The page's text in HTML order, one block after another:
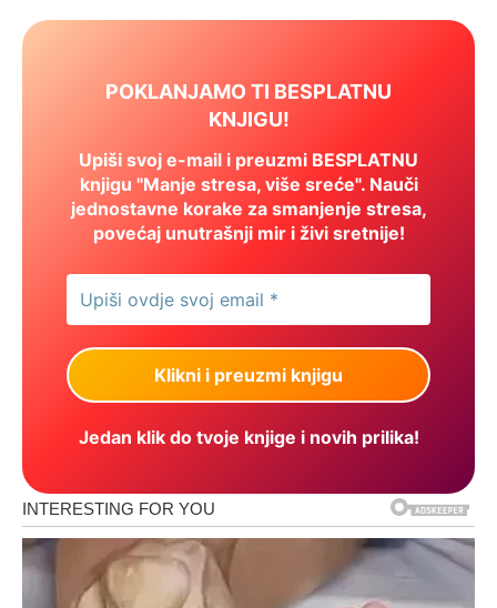
POKLANJAMO TI BESPLATNU
KNJIGU!
Upiši svoj e-mail i preuzmi BESPLATNU
knjigu "Manje stresa, više sreće". Nauči
jednostavne korake za smanjenje stresa,
povećaj unutrašnji mir i živi sretnije!
Jedan klik do tvoje knjige i novih prilika!